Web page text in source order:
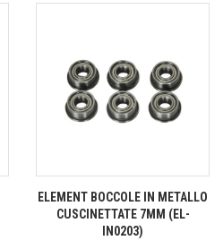
ELEMENT BOCCOLE IN METALLO
CUSCINETTATE 7MM (EL-
IN0203)